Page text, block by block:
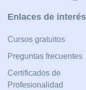
Enlaces de interés
Cursos gratuitos
Preguntas frecuentes
Certificados de
Profesionalidad